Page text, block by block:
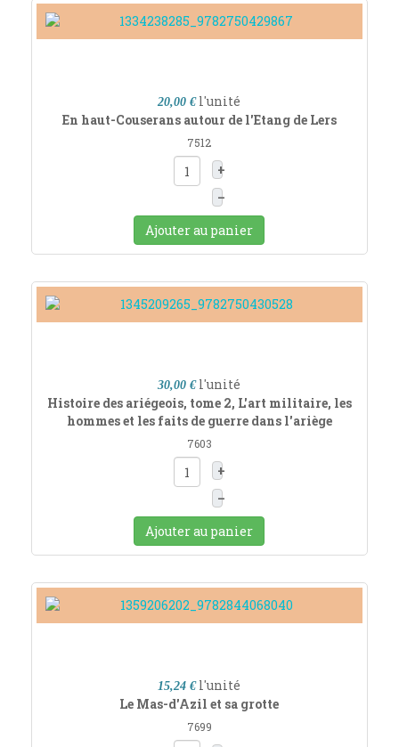
20,00 € l'unité
En haut-Couserans autour de l'Etang de Lers
7512
+
–
Ajouter au panier
30,00 € l'unité
Histoire des ariégeois, tome 2, L'art militaire, les
hommes et les faits de guerre dans l'ariège
7603
+
–
Ajouter au panier
15,24 € l'unité
Le Mas-d'Azil et sa grotte
7699